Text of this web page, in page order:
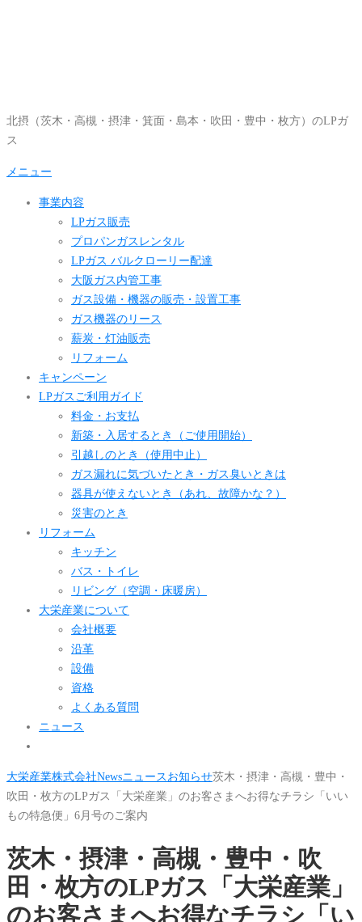
へ
ッ
北摂（茨木・高槻・摂津・箕面・島本・吹田・豊中・枚方）のLPガ
ス
メニュー
事業内容
LPガス販売
プロパンガスレンタル
LPガス バルクローリー配達
大阪ガス内管工事
ガス設備・機器の販売・設置工事
ガス機器のリース
薪炭・灯油販売
リフォーム
キャンペーン
LPガスご利用ガイド
料金・お支払
新築・入居するとき（ご使用開始）
引越しのとき（使用中止）
ガス漏れに気づいたとき・ガス臭いときは
器具が使えないとき（あれ、故障かな？）
災害のとき
リフォーム
キッチン
バス・トイレ
リビング（空調・床暖房）
大栄産業について
会社概要
沿革
設備
資格
よくある質問
ニュース
大栄産業株式会社Newsニュースお知らせ茨木・摂津・高槻・豊中・
吹田・枚方のLPガス「大栄産業」のお客さまへお得なチラシ「いい
もの特急便」6月号のご案内
茨木・摂津・高槻・豊中・吹
田・枚方のLPガス「大栄産業」
のお客さまへお得なチラシ「い